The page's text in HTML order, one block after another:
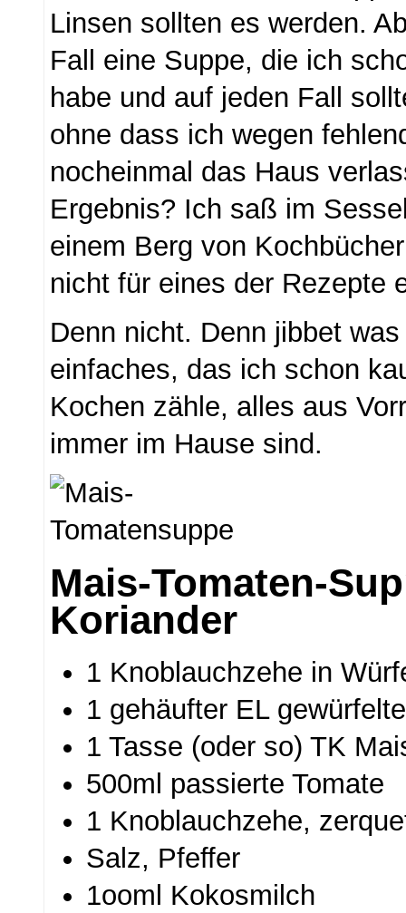
Linsen sollten es werden.
Fall eine Suppe, die ich
habe und auf jeden Fall
ohne dass ich wegen
nocheinmal das Haus
Ergebnis? Ich saß im
einem Berg von
nicht für eines der Rezepte
Denn nicht. Denn jibbet
einfaches, das ich schon
Kochen zähle, alles aus
immer im Hause sind.
Mais-Tomaten-
Koriander
1 Knoblauchzehe in
1 gehäufter EL
1 Tasse (oder so) TK
500ml passierte Tomate
1 Knoblauchzehe,
Salz, Pfeffer
1ooml Kokosmilch